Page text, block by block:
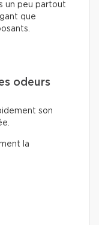
un peu partout
que
odeurs
son
la